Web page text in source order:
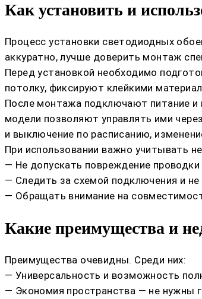
Как установить и
Процесс установки светодиодных
аккуратно, лучше доверить монтаж
Перед установкой необходимо
потолку, фиксируют клейкими
После монтажа подключают питание и
модели позволяют управлять ими
и выключение по расписанию,
При использовании важно учитывать
— Не допускать повреждение
— Следить за схемой подключения и
— Обращать внимание на
Какие преимущества и
Преимущества очевидны. Среди них:
— Универсальность и возможность
— Экономия пространства — не нужны